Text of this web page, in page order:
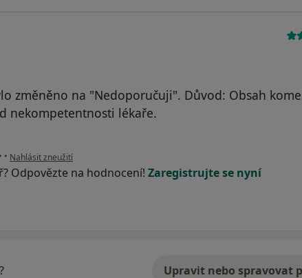
změněno na "Nedoporučuji". Důvod: Obsah
nekompetentnosti lékaře.
• • podle názoru uživatele Pacient
Nahlásit zneužití
Odpovězte na hodnocení! Zaregistrujte se nyní
Upravit nebo spravovat